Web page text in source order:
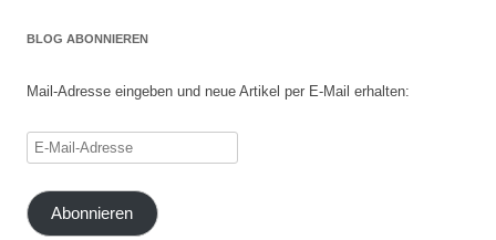
BLOG ABONNIEREN
Mail-Adresse eingeben und neue Artikel per E-Mail erhalten:
E-
Adresse
Abonnieren